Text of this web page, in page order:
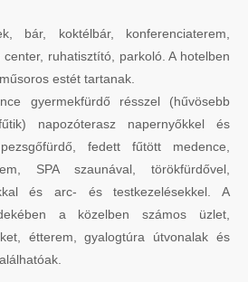
bár, koktélbár, konferenciaterem,
ruhatisztító, parkoló. A hotelben
estét tartanak.
gyermekfürdő résszel (hűvösebb
napozóterasz napernyőkkel és
fedett fűtött medence,
SPA szaunával, törökfürdővel,
és arc- és testkezelésekkel. A
a közelben számos üzlet,
étterem, gyalogtúra útvonalak és